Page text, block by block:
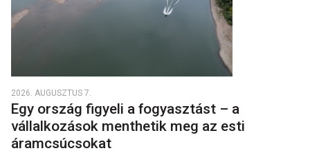
2026. AUGUSZTUS 7.
Egy ország figyeli a fogyasztást – a
vállalkozások menthetik meg az esti
áramcsúcsokat